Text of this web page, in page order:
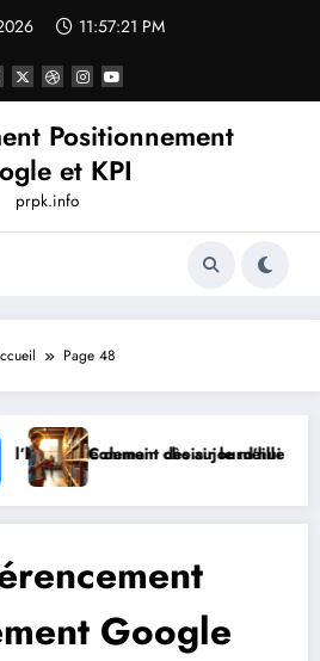
11:57:22 PM
Positionnement
et KPI
prpk.info
Page 48
prochaine aventure ?
Les spectacles de rue
Google